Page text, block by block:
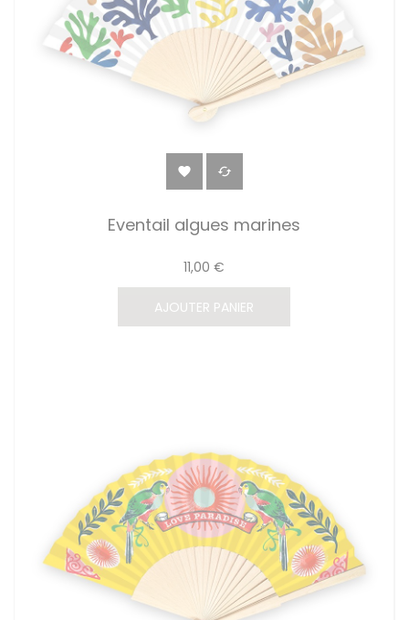
 
Eventail algues marines
11,00 €
AJOUTER PANIER